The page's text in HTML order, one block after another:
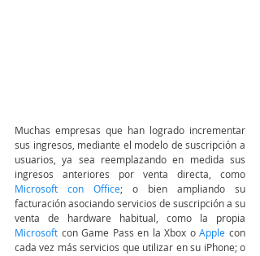
Muchas empresas que han logrado incrementar
sus ingresos, mediante el modelo de suscripción a
usuarios, ya sea reemplazando en medida sus
Microsoft con Office; o bien ampliando su
facturación asociando servicios de suscripción a su
Microsoft con Game Pass en la Xbox o Apple con
cada vez más servicios que utilizar en su iPhone; o